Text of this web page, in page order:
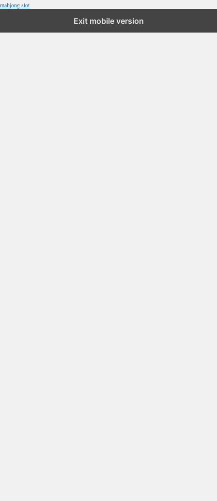
mahjong slot
Exit mobile version